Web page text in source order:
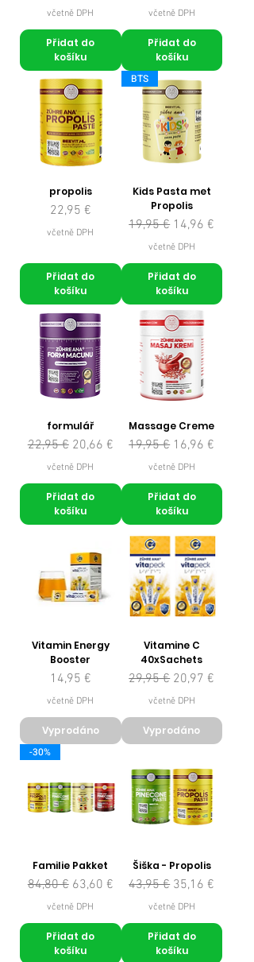
včetně DPH
Přidat do
košíku
včetně DPH
Přidat do
košíku
propolis
Cena
22,95 €
včetně DPH
Přidat do
košíku
BTS
Kids Pasta met
Propolis
Běžná cena
19,95 € Zvýhodněná
14,96 €
včetně DPH
Přidat do
košíku
formulář
Běžná cena
22,95 € Zvýhodněná cena
20,66 €
včetně DPH
Přidat do
košíku
Massage Creme
Běžná cena
19,95 € Zvýhodněná
16,96 €
včetně DPH
Přidat do
košíku
Vitamin Energy
Booster
Cena
14,95 €
včetně DPH
Vyprodáno
Vitamine C
40xSachets
Běžná cena
29,95 € Zvýhodněná
20,97 €
včetně DPH
Vyprodáno
-30%
Familie Pakket
Běžná cena
84,80 € Zvýhodněná cena
63,60 €
včetně DPH
Přidat do
košíku
Šiška - Propolis
Běžná cena
43,95 € Zvýhodněná
35,16 €
včetně DPH
Přidat do
košíku